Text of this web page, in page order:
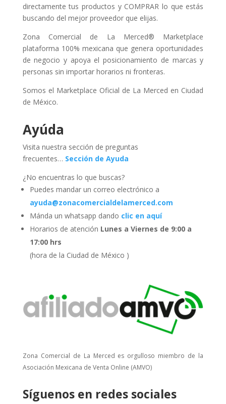
directamente tus productos y COMPRAR lo que estás
buscando del mejor proveedor que elijas.
Zona Comercial de La Merced® Marketplace
plataforma 100% mexicana que genera oportunidades
de negocio y apoya el posicionamiento de marcas y
personas sin importar horarios ni fronteras.
Somos el Marketplace Oficial de La Merced en Ciudad
de México.
Ayúda
Visita nuestra sección de preguntas
frecuentes… Sección de Ayuda
¿No encuentras lo que buscas?
Puedes mandar un correo electrónico a
ayuda@zonacomercialdelamerced.com
Mánda un whatsapp dando clic en aquí
Horarios de atención Lunes a Viernes de 9:00 a
17:00 hrs
(hora de la Ciudad de México )
Zona Comercial de La Merced es orgulloso miembro de la
Asociación Mexicana de Venta Online (AMVO)
Síguenos en redes sociales